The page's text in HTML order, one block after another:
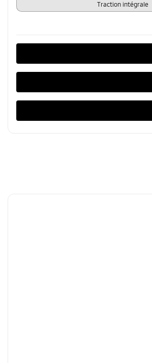
Traction intégrale